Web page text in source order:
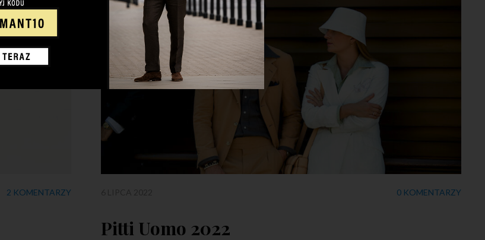
2 KOMENTARZY 0 KOMENTARZY
Pitti Uomo 2022